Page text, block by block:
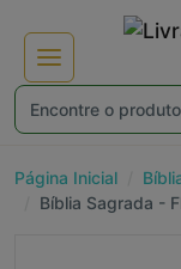
Página Inicial
Bíblia Sagrada -